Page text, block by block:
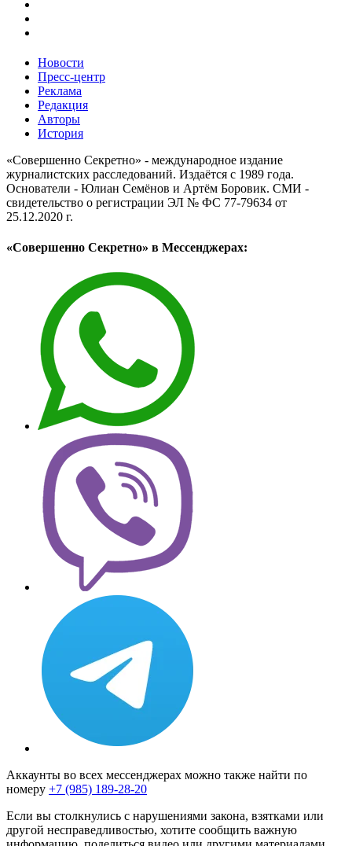
Новости
Пресс-центр
Реклама
Редакция
Авторы
История
«Совершенно Секретно» - международное издание
журналистских расследований. Издаётся с 1989 года.
Основатели - Юлиан Семёнов и Артём Боровик. CМИ -
свидетельство о регистрации ЭЛ № ФС 77-79634 от
25.12.2020 г.
«Совершенно Секретно» в Мессенджерах:
Аккаунты во всех мессенджерах можно также найти по
номеру +7 (985) 189-28-20
Если вы столкнулись с нарушениями закона, взятками или
другой несправедливостью, хотите сообщить важную